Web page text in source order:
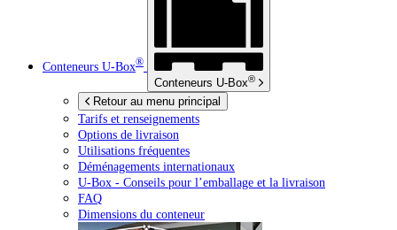
Conteneurs U-Box®
Conteneurs U-Box®
Retour au menu principal
Tarifs et renseignements
Options de livraison
Utilisations fréquentes
Déménagements internationaux
U-Box - Conseils pour l’emballage et la livraison
FAQ
Dimensions du conteneur